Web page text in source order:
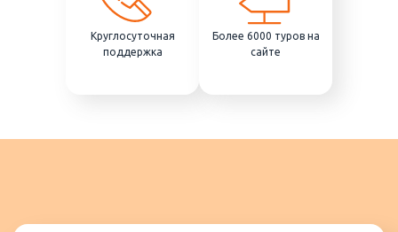
Круглосуточная
поддержка
Более 6000 туров на
сайте